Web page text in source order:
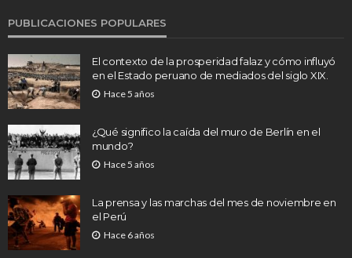
PUBLICACIONES POPULARES
El contexto de la prosperidad falaz y cómo influyó
en el Estado peruano de mediados del siglo XIX.
Hace 5 años
¿Qué significo la caída del muro de Berlín en el
mundo?
Hace 5 años
La prensa y las marchas del mes de noviembre en
el Perú
Hace 6 años